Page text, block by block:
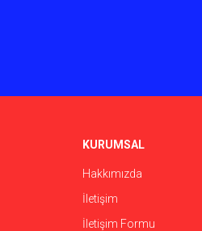
KURUMSAL
Hakkımızda
İletişim
İletişim Formu